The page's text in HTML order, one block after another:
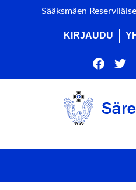
Sääksmäen
KIRJAUDU